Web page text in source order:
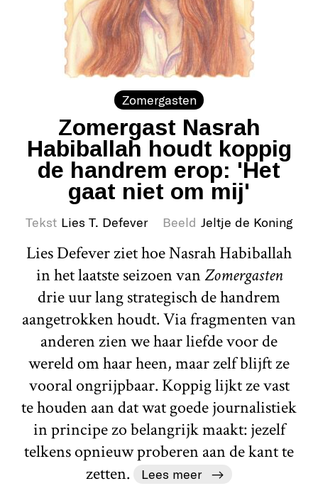
Zomergasten
Zomergast Nasrah
Habiballah houdt koppig
de handrem erop: 'Het
gaat niet om mij'
Tekst Lies T. Defever Beeld Jeltje de Koning
Lies Defever ziet hoe Nasrah Habiballah
in het laatste seizoen vanZomergasten
drie uur lang strategisch de handrem
aangetrokken houdt. Via fragmenten van
anderen zien we haar liefde voor de
wereld om haar heen, maar zelf blijft ze
vooral ongrijpbaar. Koppig lijkt ze vast
te houden aan dat wat goede journalistiek
in principe zo belangrijk maakt: jezelf
telkens opnieuw proberen aan de kant te
zetten.
Lees meer